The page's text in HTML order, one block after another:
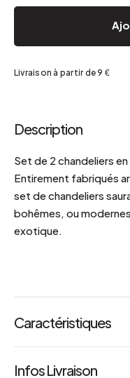
Livraison à partir de 9 €
Description
Set de 2 chandeliers
Entirement fabriqués
set de chandeliers
bohêmes, ou
exotique.
Caractéristiques
Infos Livraison